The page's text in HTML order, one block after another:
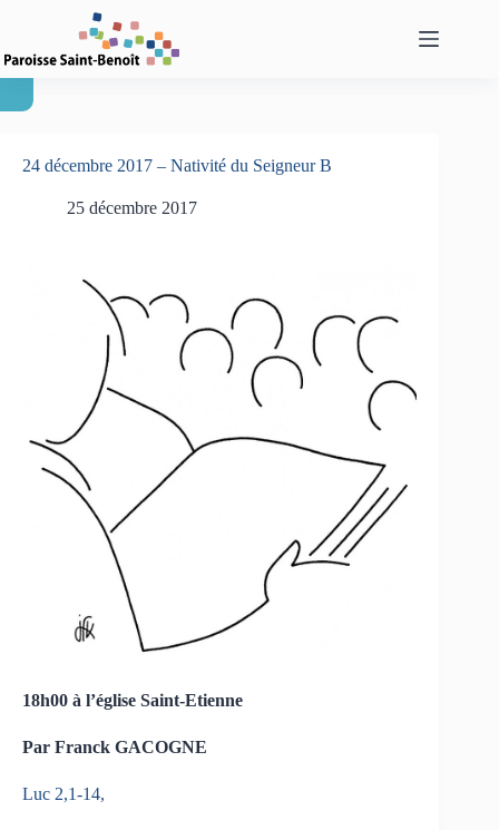
24 décembre 2017 – Nativité du Seigneur B
25 décembre 2017
18h00 à l’église Saint-Etienne
Par Franck GACOGNE
Luc 2,1-14,